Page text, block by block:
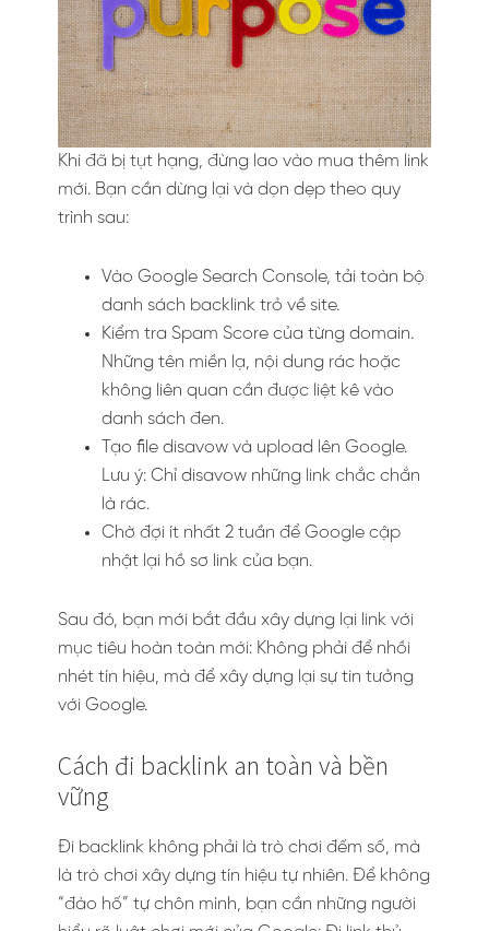
Khi đã bị tụt hạng, đừng lao vào mua thêm link
mới. Bạn cần dừng lại và dọn dẹp theo quy
trình sau:
Vào Google Search Console, tải toàn bộ
danh sách backlink trỏ về site.
Kiểm tra Spam Score của từng domain.
Những tên miền lạ, nội dung rác hoặc
không liên quan cần được liệt kê vào
danh sách đen.
Tạo file disavow và upload lên Google.
Lưu ý: Chỉ disavow những link chắc chắn
là rác.
Chờ đợi ít nhất 2 tuần để Google cập
nhật lại hồ sơ link của bạn.
Sau đó, bạn mới bắt đầu xây dựng lại link với
mục tiêu hoàn toàn mới: Không phải để nhồi
nhét tín hiệu, mà để xây dựng lại sự tin tưởng
với Google.
Cách đi backlink an toàn và bền
vững
Đi backlink không phải là trò chơi đếm số, mà
là trò chơi xây dựng tín hiệu tự nhiên. Để không
“đào hố” tự chôn mình, bạn cần những người